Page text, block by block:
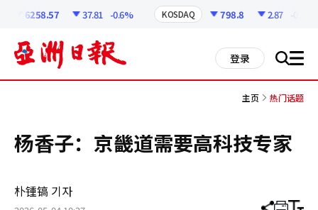
6258.57 37.81 -0.6% KOSDAQ 798.8 2.87 -0.36%
登录 搜 all
主页 热门话题
杨香子：京畿道需要高科技专家
朴锺镐 기자